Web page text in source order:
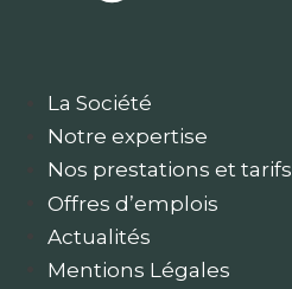
La Société
Notre expertise
Nos prestations et tarifs
Offres d’emplois
Actualités
Mentions Légales